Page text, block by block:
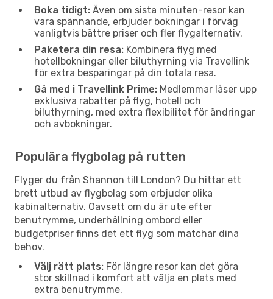
Boka tidigt: Även om sista minuten-resor kan
vara spännande, erbjuder bokningar i förväg
vanligtvis bättre priser och fler flygalternativ.
Paketera din resa: Kombinera flyg med
hotellbokningar eller biluthyrning via Travellink
för extra besparingar på din totala resa.
Gå med i Travellink Prime: Medlemmar låser upp
exklusiva rabatter på flyg, hotell och
biluthyrning, med extra flexibilitet för ändringar
och avbokningar.
Populära flygbolag på rutten
Flyger du från Shannon till London? Du hittar ett
brett utbud av flygbolag som erbjuder olika
kabinalternativ. Oavsett om du är ute efter
benutrymme, underhållning ombord eller
budgetpriser finns det ett flyg som matchar dina
behov.
Välj rätt plats: För längre resor kan det göra
stor skillnad i komfort att välja en plats med
extra benutrymme.